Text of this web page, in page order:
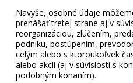
Navyše, osobné údaje
prenášať tretej strane aj v
reorganizáciou, zlúčením,
podniku, postúpením,
celým alebo s ktoroukoľvek
alebo akcií (aj v súvislosti s
podobným konaním).